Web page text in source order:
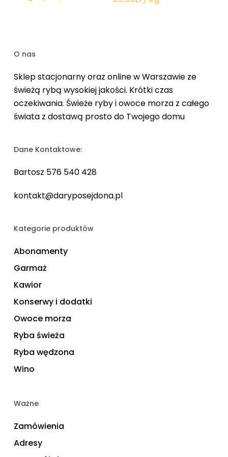
O nas
Sklep stacjonarny oraz online w Warszawie ze
świeżą rybą wysokiej jakości. Krótki czas
oczekiwania. Świeże ryby i owoce morza z całego
świata z dostawą prosto do Twojego domu
Dane Kontaktowe:
Bartosz 576 540 428
kontakt@daryposejdona.pl
Kategorie produktów
Abonamenty
Garmaż
Kawior
Konserwy i dodatki
Owoce morza
Ryba świeża
Ryba wędzona
Wino
Ważne
Zamówienia
Adresy